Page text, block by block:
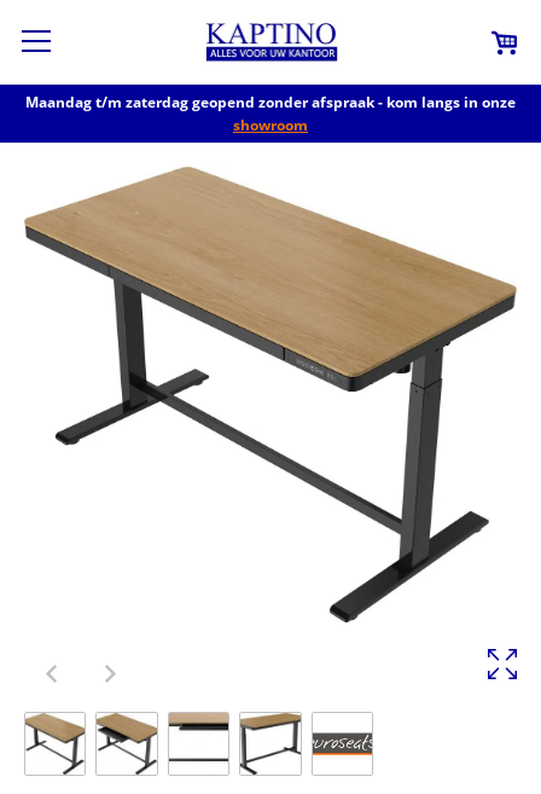
Maandag t/m zaterdag geopend zonder afspraak - kom langs in onze
showroom